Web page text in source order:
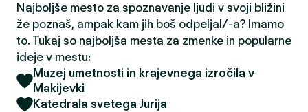
Najboljše mesto za spoznavanje ljudi v svoji bližini
že poznaš, ampak kam jih boš odpeljal/-a? Imamo
to. Tukaj so najboljša mesta za zmenke in popularne
ideje v mestu:
Muzej umetnosti in krajevnega izročila v
Makijevki
Katedrala svetega Jurija